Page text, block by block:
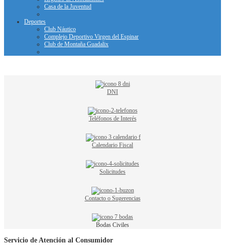
Casa de la Juventud
Deportes
Club Náutico
Complejo Deportivo Virgen del Espinar
Club de Montaña Guadalix
DNI
Teléfonos de Interés
Calendario Fiscal
Solicitudes
Contacto o Sugerencias
Bodas Civiles
Servicio de Atención al Consumidor